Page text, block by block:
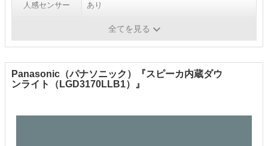
人感センサー あり
全てを見る
Panasonic（パナソニック）『スピーカ内蔵ダウ
ンライト（LGD3170LLB1）』